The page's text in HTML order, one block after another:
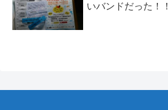
いバンドだった！！